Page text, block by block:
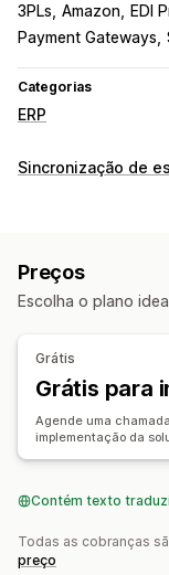
3PLs Amazon EDI
Payment Gateways
Categorias
ERP
Processamento de
Sincronização de
Sincronização em
Acompanhamento
Contabilidade e
Gestão de custos
Acompanhamento
Relatórios
Sincronização de
Multicanal
Em tempo real
Alertas
Alertas por e-mail
Importação e
Registros
Preços
Escolha o plano
Grátis
Grátis para
Agende uma
implementação da
Contém texto
Todas as cobranças
preço